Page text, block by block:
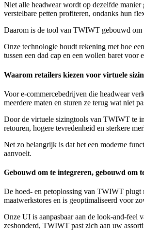
Niet alle headwear wordt op dezelfde manier
verstelbare petten profiteren, ondanks hun
Daarom is de tool van TWIWT gebouwd om
Onze technologie houdt rekening met hoe
tussen een dad cap en een wollen baret voor
Waarom retailers kiezen voor virtuele
Voor e-commercebedrijven die headwear
meerdere maten en sturen ze terug wat niet
Door de virtuele sizingtools van TWIWT te
retouren, hogere tevredenheid en sterkere
Net zo belangrijk is dat het een moderne
aanvoelt.
Gebouwd om te integreren, gebouwd om
De hoed- en petoplossing van TWIWT plugt
maatwerkstores en is geoptimaliseerd voor
Onze UI is aanpasbaar aan de look-and-feel
zeshonderd, TWIWT past zich aan uw